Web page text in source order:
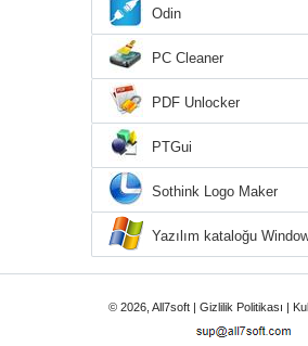
Odin
PC Cleaner
PDF Unlocker
PTGui
Sothink Logo Maker
Yazılım kataloğu
© 2026, All7soft | Gizlilik Politikası